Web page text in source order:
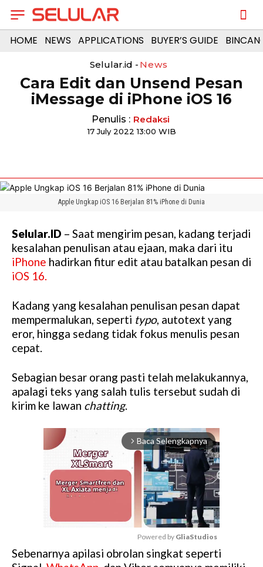
HOME NEWS APPLICATIONS BUYER’S GUIDE
Selular.id - News
Cara Edit dan Unsend Pesan
iMessage di iPhone iOS 16
Penulis : Redaksi
17 July 2022 13:00 WIB
Apple Ungkap iOS 16 Berjalan 81% iPhone di Dunia
Selular.ID – Saat mengirim pesan, kadang terjadi
kesalahan penulisan atau ejaan, maka dari itu
iPhone hadirkan fitur edit atau batalkan pesan di
iOS 16.
Kadang yang kesalahan penulisan pesan dapat
mempermalukan, seperti typo, autotext yang
eror, hingga sedang tidak fokus menulis pesan
cepat.
Sebagian besar orang pasti telah melakukannya,
apalagi teks yang salah tulis tersebut sudah di
kirim ke lawan chatting.
arrow_forward_ios Baca Selengkapnya
M
Powered by GliaStudios
Sebenarnya apilasi obrolan singkat seperti